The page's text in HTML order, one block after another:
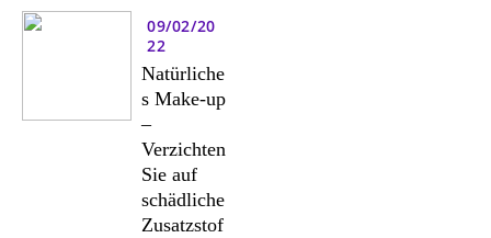
09/02/20
22
Natürliche
s Make-up
–
Verzichten
Sie auf
schädliche
Zusatzstof